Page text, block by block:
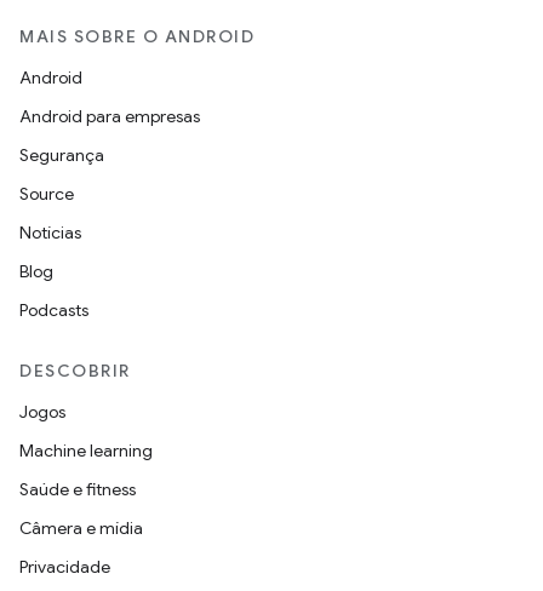
MAIS SOBRE O ANDROID
Android
Android para empresas
Segurança
Source
Notícias
Blog
Podcasts
DESCOBRIR
Jogos
Machine learning
Saúde e fitness
Câmera e mídia
Privacidade